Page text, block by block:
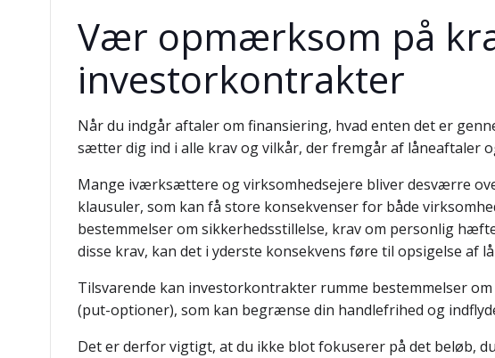
Vær opmærksom på
investorkontrakter
Når du indgår aftaler om finansiering, hvad enten det er
sætter dig ind i alle krav og vilkår, der fremgår af låneaftaler
Mange iværksættere og virksomhedsejere bliver desværre
klausuler, som kan få store konsekvenser for både
bestemmelser om sikkerhedsstillelse, krav om personlig
disse krav, kan det i yderste konsekvens føre til opsigelse af
Tilsvarende kan investorkontrakter rumme bestemmelser
(put-optioner), som kan begrænse din handlefrihed og
Det er derfor vigtigt, at du ikke blot fokuserer på det beløb,